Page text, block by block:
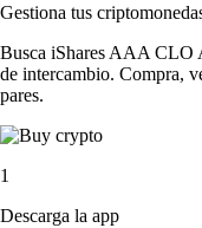
Gestiona tus
Busca iShares AAA CLO
de intercambio. Compra,
pares.
1
Descarga la app